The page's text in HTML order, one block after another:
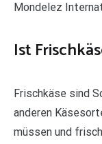
Mondelez
Ist
Frischkäse sind
anderen
müssen und